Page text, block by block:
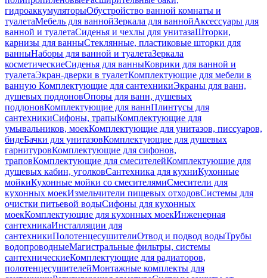
гидроаккумуляторыОбустройство ванной комнаты и
туалетаМебель для ваннойЗеркала для ваннойАксессуары для
ванной и туалетаСиденья и чехлы для унитазаШторки,
карнизы для ванныСтеклянные, пластиковые шторки для
ванныНаборы для ванной и туалетаЗеркала
косметическиеСиденья для ванныКоврики для ванной и
туалетаЭкран-дверки в туалетКомплектующие для мебели в
ванную Комплектующие для сантехникиЭкраны для ванн,
душевых поддоновОпоры для ванн, душевых
поддоновКомплектующие для ваннПлинтусы для
сантехникиСифоны, трапыКомплектующие для
умывальников, моекКомплектующие для унитазов, писсуаров,
бидеБачки для унитазовКомплектующие для душевых
гарнитуровКомплектующие для сифонов,
траповКомплектующие для смесителейКомплектующие для
душевых кабин, уголковСантехника для кухниКухонные
мойкиКухонные мойки со смесителямиСмесители для
кухонных моекИзмельчители пищевых отходовСистемы для
очистки питьевой водыСифоны для кухонных
моекКомплектующие для кухонных моекИнженерная
сантехникаИнсталляции для
сантехникиПолотенцесушителиОтвод и подвод водыТрубы
водопроводныеМагистральные фильтры, системы
сантехническиеКомплектующие для радиаторов,
полотенцесушителейМонтажные комплекты для